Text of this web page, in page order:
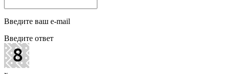
Введите ваш e-mail
Введите ответ